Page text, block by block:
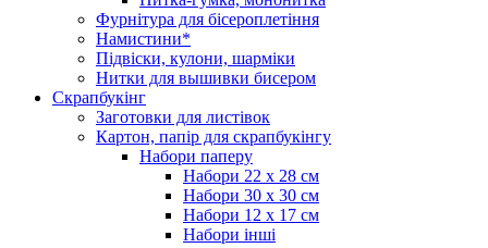
Фурнітура для бісероплетіння
Намистини*
Підвіски, кулони, шарміки
Нитки для вышивки бисером
Скрапбукінг
Заготовки для листівок
Картон, папір для скрапбукінгу
Набори паперу
Набори 22 х 28 см
Набори 30 х 30 см
Набори 12 х 17 см
Набори інші